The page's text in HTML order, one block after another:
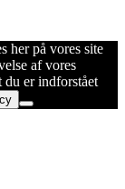
her på vores site
af vores
er indforstået